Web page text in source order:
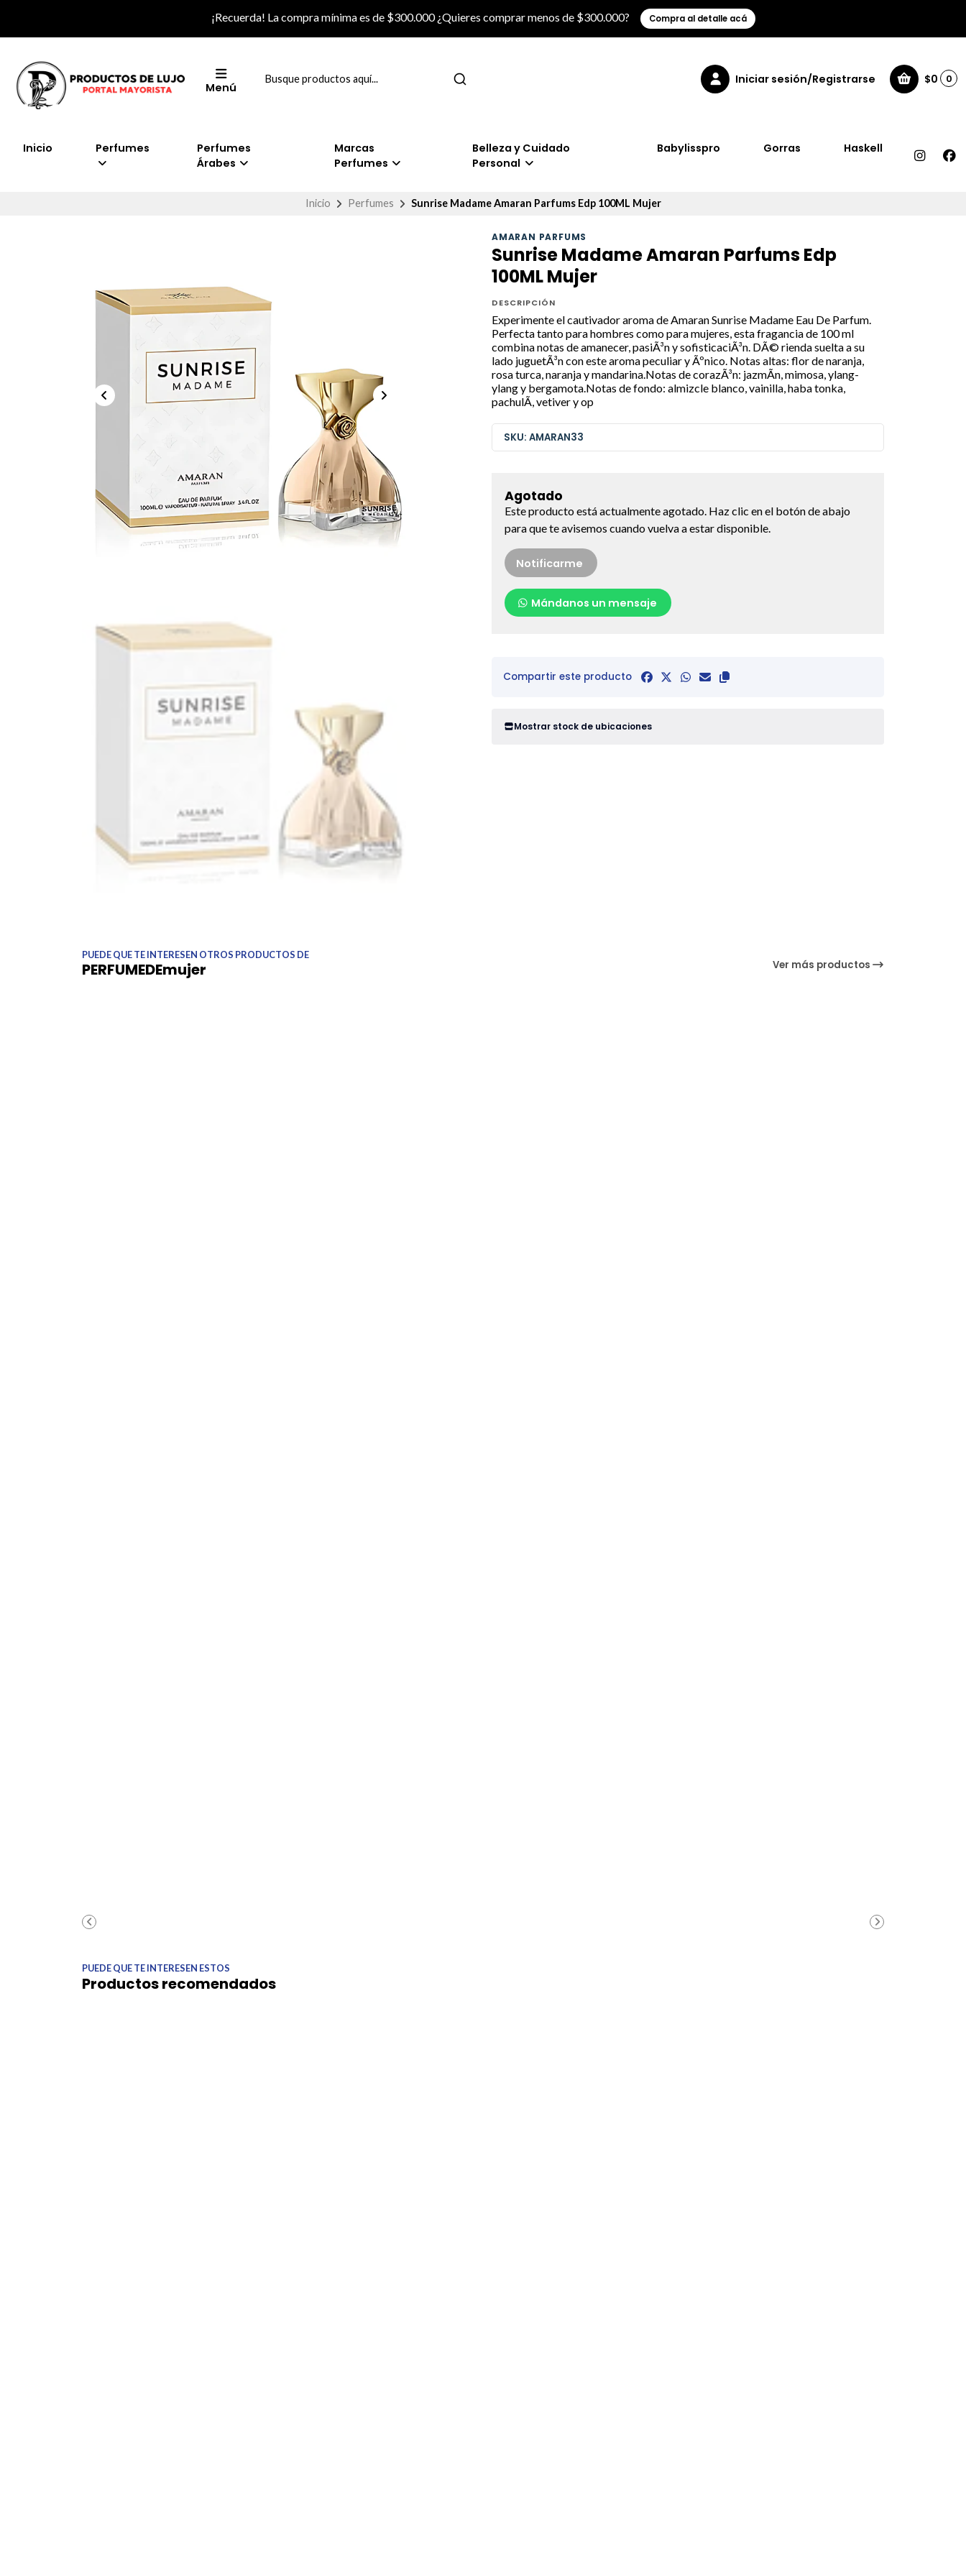
¡Recuerda! La compra mínima es de $300.000 ¿Quieres comprar menos de $300.000? Compra al detalle acá
Menú
Iniciar sesión/Registrarse $0 0
Inicio Perfumes
Perfumes
Árabes
Marcas
Perfumes
Belleza y Cuidado
Personal
Babylisspro Gorras Haskell
Inicio Perfumes Sunrise Madame Amaran Parfums Edp 100ML Mujer
AMARAN PARFUMS
Sunrise Madame Amaran Parfums Edp
100ML Mujer
DESCRIPCIÓN
Experimente el cautivador aroma de Amaran Sunrise Madame Eau De Parfum.
Perfecta tanto para hombres como para mujeres, esta fragancia de 100 ml
combina notas de amanecer, pasiÃ³n y sofisticaciÃ³n. DÃ© rienda suelta a su
lado juguetÃ³n con este aroma peculiar y Ãºnico. Notas altas: flor de naranja,
rosa turca, naranja y mandarina.Notas de corazÃ³n: jazmÃ­n, mimosa, ylang-
ylang y bergamota.Notas de fondo: almizcle blanco, vainilla, haba tonka,
pachulÃ­, vetiver y op
SKU: AMARAN33
Agotado
Este producto está actualmente agotado. Haz clic en el botón de abajo
para que te avisemos cuando vuelva a estar disponible.
Notificarme
Mándanos un mensaje
Compartir este producto
Mostrar stock de ubicaciones
PUEDE QUE TE INTERESEN OTROS PRODUCTOS DE
PERFUMEDEmujer Ver más productos
PUEDE QUE TE INTERESEN ESTOS
Productos recomendados